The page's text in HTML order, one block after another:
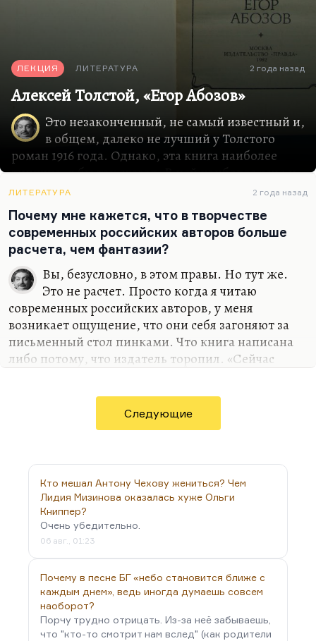
ЛЕКЦИЯ ЛИТЕРАТУРА 2 года назад
Алексей Толстой, «Егор Абозов»
Это незаконченный, не самый известный и,
в общем, далеко не лучший у Толстого
роман 1916 года. Однако, эта книга наиболее
типична, я бы так сказал. В ней наиболее ясно и
полно отразился русский Серебряный век, каким
он был в Петербурге. В Москве, вероятно, он
имел другой вид: как-никак в Москве было
побольше спокойствия, рациональности,
реалистов, был знаменитый кружок Телешова и
Бунина «Среда», в котором была гораздо более
здоровая атмосфера, чем в кабаке «Бродячая
собака», который выведен у Толстого под
названием «Подземная клюква».
Но идет 1915 год, а действие происходит вообще
в 1912. Уже нет «Среды», она собирается очень
эмиграции, кто-то…
ЛИТЕРАТУРА 2 года назад
Почему мне кажется, что в творчестве
современных российских авторов больше
расчета, чем фантазии?
Вы, безусловно, в этом правы. Но тут же.
Это не расчет. Просто когда я читаю
современных российских авторов, у меня
возникает ощущение, что они себя загоняют за
письменный стол пинками. Что книга написана
либо потому, что издатель торопил. «Сейчас
потому, что надо как-то напоминать о себе, не
знаю. Либо потому, что вообще существует спрос
на любую художественную литературу, и надо
Некрасов с Панаевой (романом «Мертвое озеро»).
Они еще, может быть, с удовольствием писали
«Три страны света» – там чувствуется в романе
(это история Поленьки и Каютина) запас любви
молодой. А «Мертвое озеро» уже написано
людьми,…
Следующие
Кто мешал Антону Чехову жениться? Чем
Лидия Мизинова оказалась хуже Ольги
Книппер?
Очень убедительно.
06 авг., 01:23
Почему в песне БГ «небо становится ближе с
каждым днем», ведь иногда думаешь совсем
наоборот?
Порчу трудно отрицать. Из-за неё забываешь,
что "кто-то смотрит нам вслед" (как родители